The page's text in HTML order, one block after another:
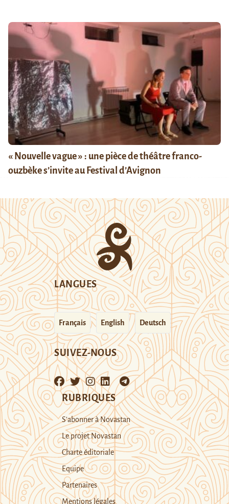
« Nouvelle vague » : une pièce de théâtre franco-
ouzbèke s’invite au Festival d’Avignon
LANGUES
Français English Deutsch
SUIVEZ-NOUS
RUBRIQUES
S’abonner à Novastan
Le projet Novastan
Charte éditoriale
Equipe
Partenaires
Mentions légales